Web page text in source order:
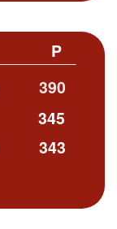
P
390
345
343